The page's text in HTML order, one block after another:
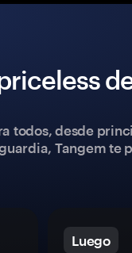
todos, desde
Tangem
Luego